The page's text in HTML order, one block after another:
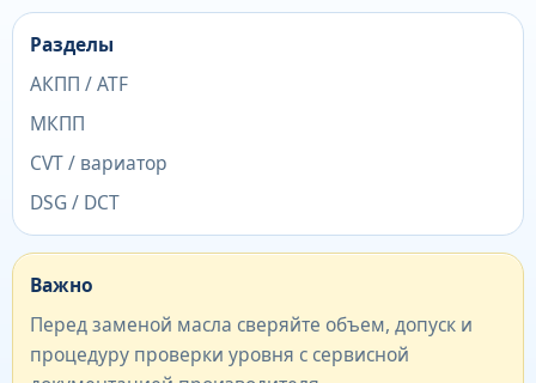
Разделы
АКПП / ATF
МКПП
CVT / вариатор
DSG / DCT
Важно
Перед заменой масла сверяйте объем, допуск и
процедуру проверки уровня с сервисной